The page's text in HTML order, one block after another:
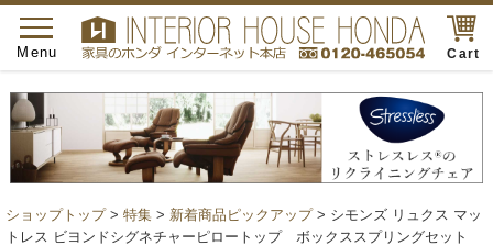
Cart
toggle
navigation
Menu
ショップトップ> 特集 > 新着商品ピックアップ> シモンズ リュクス マッ
トレス ビヨンドシグネチャーピロートップ ボックススプリングセット